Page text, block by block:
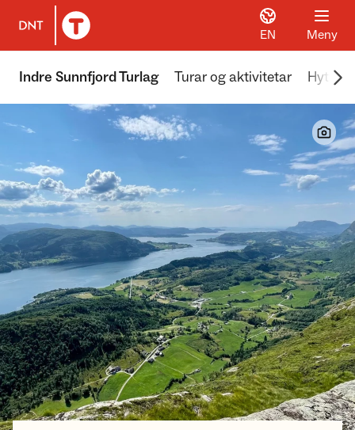
Til DNT.no forside
EN Meny
Indre Sunnfjord Turlag Turar og aktivitetar